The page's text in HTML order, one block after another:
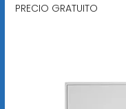
PRECIO GRATUITO